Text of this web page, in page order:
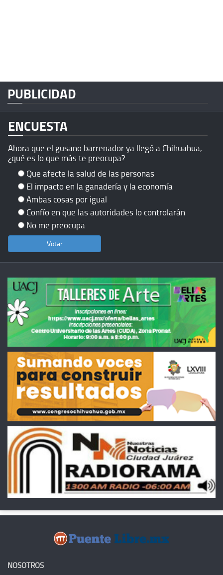
PUBLICIDAD
ENCUESTA
Ahora que el gusano barrenador ya llegó a Chihuahua,
¿qué es lo que más te preocupa?
Que afecte la salud de las personas
El impacto en la ganadería y la economía
Ambas cosas por igual
Confío en que las autoridades lo controlarán
No me preocupa
NOSOTROS